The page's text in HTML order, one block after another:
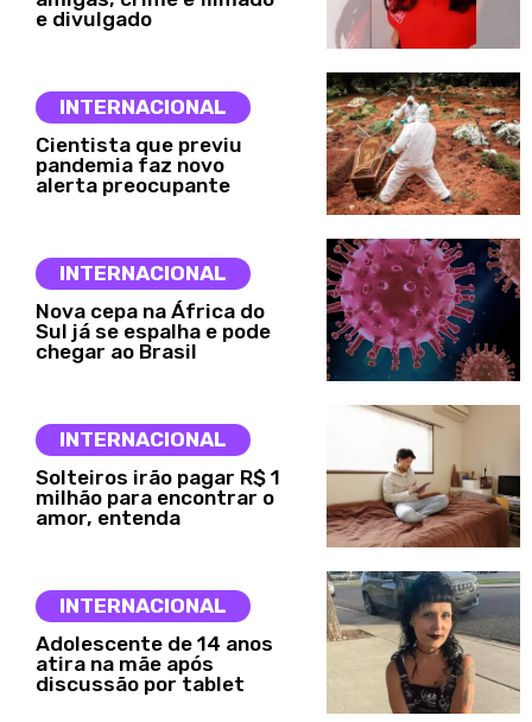
e divulgado
INTERNACIONAL
Cientista que previu
pandemia faz novo
alerta preocupante
INTERNACIONAL
Nova cepa na África do
Sul já se espalha e pode
chegar ao Brasil
INTERNACIONAL
Solteiros irão pagar R$ 1
milhão para encontrar o
amor, entenda
INTERNACIONAL
Adolescente de 14 anos
atira na mãe após
discussão por tablet